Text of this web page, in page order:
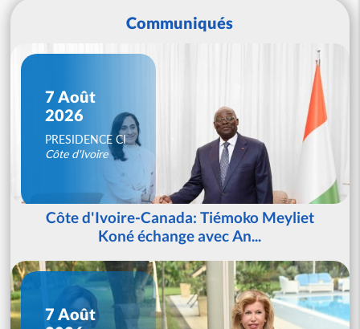
Communiqués
7 Août
2026
PRESIDENCE CI
Côte d'Ivoire
Côte d'Ivoire-Canada: Tiémoko Meyliet
Koné échange avec An...
7 Août